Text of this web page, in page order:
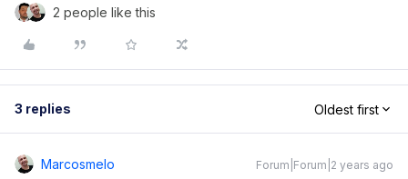
2 people like this
3 replies Oldest first
Marcosmelo Forum|Forum|2 years ago